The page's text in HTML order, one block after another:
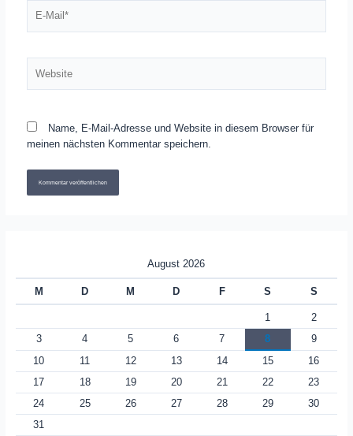
Mail*
Name, E-Mail-Adresse und Website in diesem Browser für
meinen nächsten Kommentar speichern.
August 2026
M D M D F S S
1
2
3
4 5 6 7 8
9
10
11 12 13 14 15
16
17
18 19 20 21 22
23
24
25 26 27 28 29
30
31